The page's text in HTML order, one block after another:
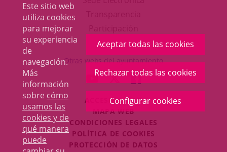
Este sitio web
utiliza cookies
para mejorar
su experiencia
de
navegación.
Más
información
sobre cómo
usamos las
cookies y de
qué manera
puede
Aceptar todas las cookies
Rechazar todas las cookies
Configurar cookies
en
una
ventana
nueva.
aplicación
externa.
Otras webs del ayuntamiento
ENLACE
A
UNA
APLICACIÓN
EXTERNA.
ENLACE
A
UNA
APLICACIÓN
EXTERNA.
ENLACE
A
UNA
EXTERNA.
ACCESIBILIDAD
MAPA WEB
CONDICIONES LEGALES
POLÍTICA DE COOKIES
PROTECCIÓN DE DATOS